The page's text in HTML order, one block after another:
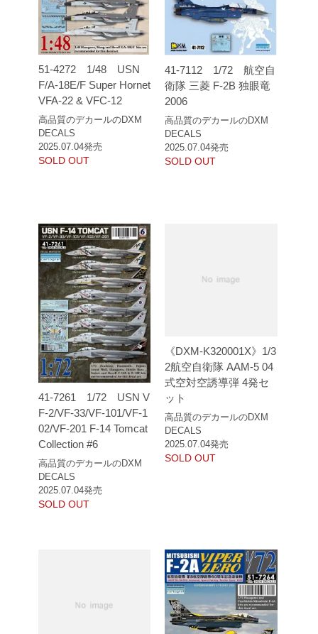
51-4272 1/48 USN
F/A-18E/F Super Hornet
VFA-22 & VFC-12
高品質のデカールのDXM
DECALS
2025.07.04発売
SOLD OUT
41-7112 1/72 航空自
衛隊 三菱 F-2B 独眼竜
2006
高品質のデカールのDXM
DECALS
2025.07.04発売
SOLD OUT
41-7261 1/72 USN V
F-2/VF-33/VF-101/VF-1
02/VF-201 F-14 Tomcat
Collection #6
高品質のデカールのDXM
DECALS
2025.07.04発売
SOLD OUT
《DXM-K320001X》1/3
2航空自衛隊 AAM-5 04
式空対空誘導弾 4発セ
ット
高品質のデカールのDXM
DECALS
2025.07.04発売
SOLD OUT